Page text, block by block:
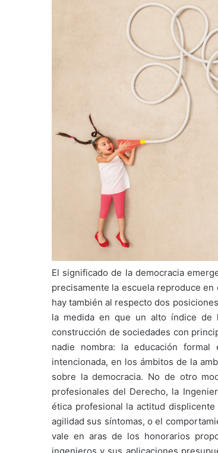
El significado de la democracia
precisamente la escuela reproduce
hay también al respecto dos
la medida en que un alto índice de
construcción de sociedades con
nadie nombra: la educación
intencionada, en los ámbitos de la
sobre la democracia. No de otro
profesionales del Derecho, la
ética profesional la actitud
agilidad sus síntomas, o el
vale en aras de los honorarios